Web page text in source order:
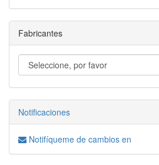
Fabricantes
Notificaciones
Notifíqueme de cambios en